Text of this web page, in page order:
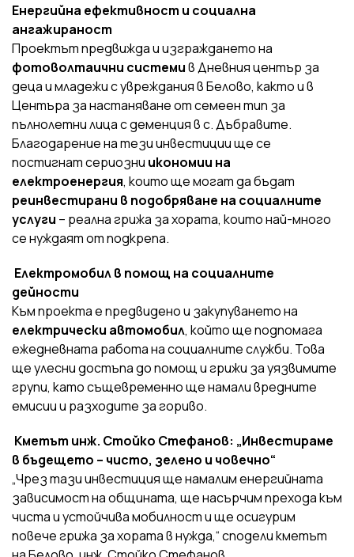
Енергийна ефективност и социална
ангажираност
Проектът предвижда и изграждането на
фотоволтаични системив Дневния център за
деца и младежи с увреждания в Белово, както и в
Центъра за настаняване от семеен тип за
пълнолетни лица с деменция в с. Дъбравите.
Благодарение на тези инвестиции ще се
постигнат сериозни икономии на
електроенергия, които ще могат да бъдат
реинвестирани в подобряване на социалните
услуги – реална грижа за хората, които най-много
се нуждаят от подкрепа.
Електромобил в помощ на социалните
дейности
Към проекта е предвидено и закупуването на
електрически автомобил, който ще подпомага
ежедневната работа на социалните служби. Това
ще улесни достъпа до помощ и грижи за уязвимите
групи, като същевременно ще намали вредните
емисии и разходите за гориво.
Кметът инж. Стойко Стефанов: „Инвестираме
в бъдещето – чисто, зелено и човечно“
„Чрез тази инвестиция ще намалим енергийната
зависимост на общината, ще насърчим прехода към
чиста и устойчива мобилност и ще осигурим
повече грижа за хората в нужда,“ сподели кметът